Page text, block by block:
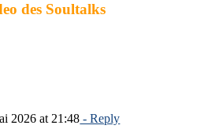
des Soultalks
2026 at 21:48 - Reply